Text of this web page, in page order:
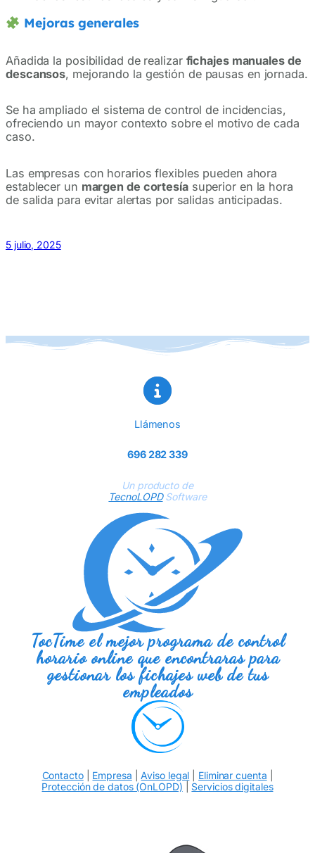
Mejoras generales
Añadida la posibilidad de realizar fichajes manuales de
descansos, mejorando la gestión de pausas en jornada.
Se ha ampliado el sistema de control de incidencias,
ofreciendo un mayor contexto sobre el motivo de cada
caso.
Las empresas con horarios flexibles pueden ahora
establecer un margen de cortesíasuperior en la hora
de salida para evitar alertas por salidas anticipadas.
5 julio, 2025
Llámenos
696 282 339
Un producto de
TecnoLOPDSoftware
TocTime el mejor programa de control
horario online que encontraras para
gestionar los fichajes web de tus
empleados
Contacto| Empresa |Aviso legal Eliminar cuenta
Protección de datos (OnLOPD)
Servicios digitales